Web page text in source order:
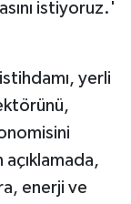
istiyoruz.'
yerli
enerji ve